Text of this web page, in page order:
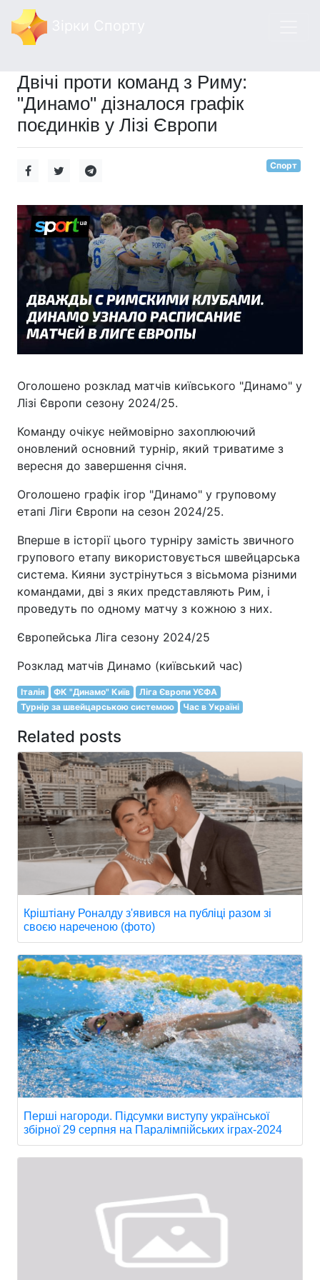
Двічі проти команд з Риму:
"Динамо" дізналося графік
поєдинків у Лізі Європи
Спорт
Оголошено розклад матчів київського "Динамо" у
Лізі Європи сезону 2024/25.
Команду очікує неймовірно захоплюючий
оновлений основний турнір, який триватиме з
вересня до завершення січня.
Оголошено графік ігор "Динамо" у груповому
етапі Ліги Європи на сезон 2024/25.
Вперше в історії цього турніру замість звичного
групового етапу використовується швейцарська
система. Кияни зустрінуться з вісьмома різними
командами, дві з яких представляють Рим, і
проведуть по одному матчу з кожною з них.
Європейська Ліга сезону 2024/25
Розклад матчів Динамо (київський час)
Італія ФК "Динамо" Київ
Ліга Європи УЄФА
Турнір за швейцарською системою
Час в Україні
Related posts
Кріштіану Роналду з'явився на публіці разом зі
своєю нареченою (фото)
Перші нагороди. Підсумки виступу української
збірної 29 серпня на Паралімпійських іграх-2024